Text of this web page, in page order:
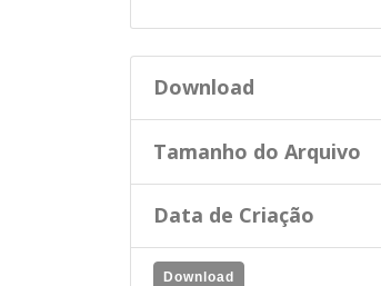
Download
Tamanho do Arquivo
Data de Criação
Download